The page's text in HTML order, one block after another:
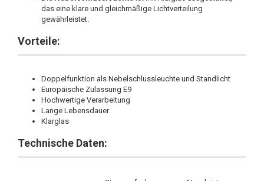
das eine klare und gleichmäßige Lichtverteilung
gewährleistet.
Vorteile:
Doppelfunktion als Nebelschlussleuchte und Standlicht
Europäische Zulassung E9
Hochwertige Verarbeitung
Lange Lebensdauer
Klarglas
Technische Daten: